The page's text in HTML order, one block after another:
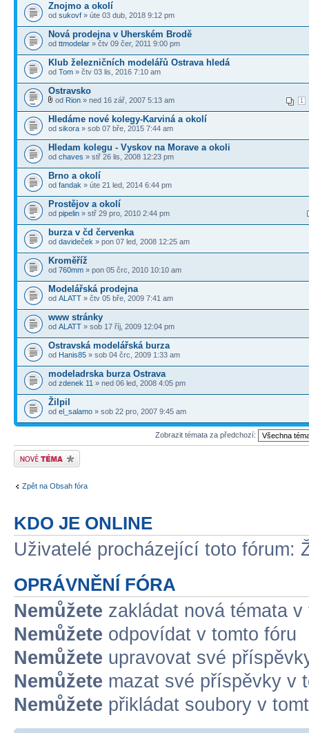
Znojmo a okolí
od sukovf » úte 03 dub, 2018 9:12 pm
Nová prodejna v Uherském Brodě
od ttmodelar » čtv 09 čer, 2011 9:00 pm
Klub železničních modelářů Ostrava hledá
od Tom » čtv 03 lis, 2016 7:10 am
Ostravsko
1
od Rion » ned 16 zář, 2007 5:13 am
Hledáme nové kolegy-Karviná a okolí
od sikora » sob 07 bře, 2015 7:44 am
Hledam kolegu - Vyskov na Morave a okoli
od chaves » stř 26 lis, 2008 12:23 pm
Brno a okolí
od fandak » úte 21 led, 2014 6:44 pm
Prostějov a okolí
od pipelin » stř 29 pro, 2010 2:44 pm
burza v čd červenka
od davideček » pon 07 led, 2008 12:25 am
Kroměříž
od 760mm » pon 05 črc, 2010 10:10 am
Modelářská prodejna
od ALATT » čtv 05 bře, 2009 7:41 am
www stránky
od ALATT » sob 17 říj, 2009 12:04 pm
Ostravská modelářská burza
od Hanis85 » sob 04 črc, 2009 1:33 am
modeladrska burza Ostrava
od zdenek 11 » ned 06 led, 2008 4:05 pm
Žilpil
od el_salamo » sob 22 pro, 2007 9:45 am
Zobrazit témata za předchozí:
Odeslat nové téma
Zpět na Obsah fóra
KDO JE ONLINE
Uživatelé procházející toto fórum:
OPRÁVNĚNÍ FÓRA
Nemůžete zakládat nová témata v
Nemůžete odpovídat v tomto fóru
Nemůžete upravovat své
Nemůžete mazat své příspěvky v
Nemůžete přikládat soubory v